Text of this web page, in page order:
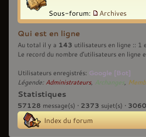
Sous-forum: Archives
Qui est en ligne
Au total il y a 143 utilisateurs en ligne :: 1
Le record du nombre d’utilisateurs en ligne
Utilisateurs enregistrés: Google [Bot]
Légende: Administrateurs, Archanges
Statistiques
57128 message(s) • 2373 sujet(s) • 3060
Index du forum